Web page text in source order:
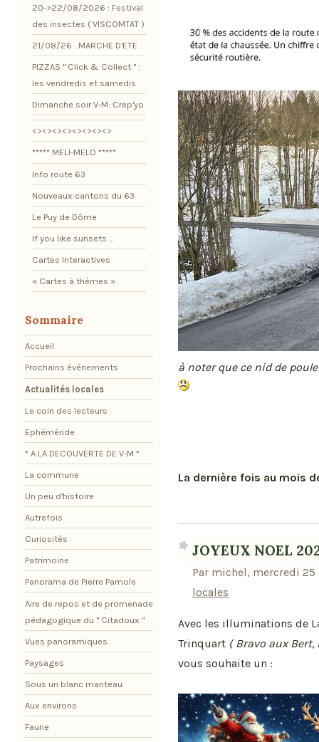
à noter que ce nid de
La dernière fois au mois
JOYEUX NOEL
Par michel, mercredi 25
locales
Avec les illuminations de
Trinquart ( Bravo aux
vous souhaite un :
20->22/08/2026 : Festival
des insectes ( VISCOMTAT )
21/08/26 : MARCHE D'ETE
PIZZAS " Click & Collect " :
les vendredis et samedis
Dimanche soir V-M: Crep'yo
<><><><><><><><>
***** MELI-MELO *****
Info route 63
Nouveaux cantons du 63
Le Puy de Dôme
If you like sunsets ...
Cartes Interactives
« Cartes à thèmes »
Sommaire
Accueil
Prochains événements
Actualités locales
Le coin des lecteurs
Ephéméride
* A LA DECOUVERTE DE V-M *
La commune
Un peu d'histoire
Autrefois
Curiosités
Patrimoine
Panorama de Pierre Pamole
Aire de repos et de promenade
pédagogique du " Citadoux "
Vues panoramiques
Paysages
Sous un blanc manteau
Aux environs
Faune